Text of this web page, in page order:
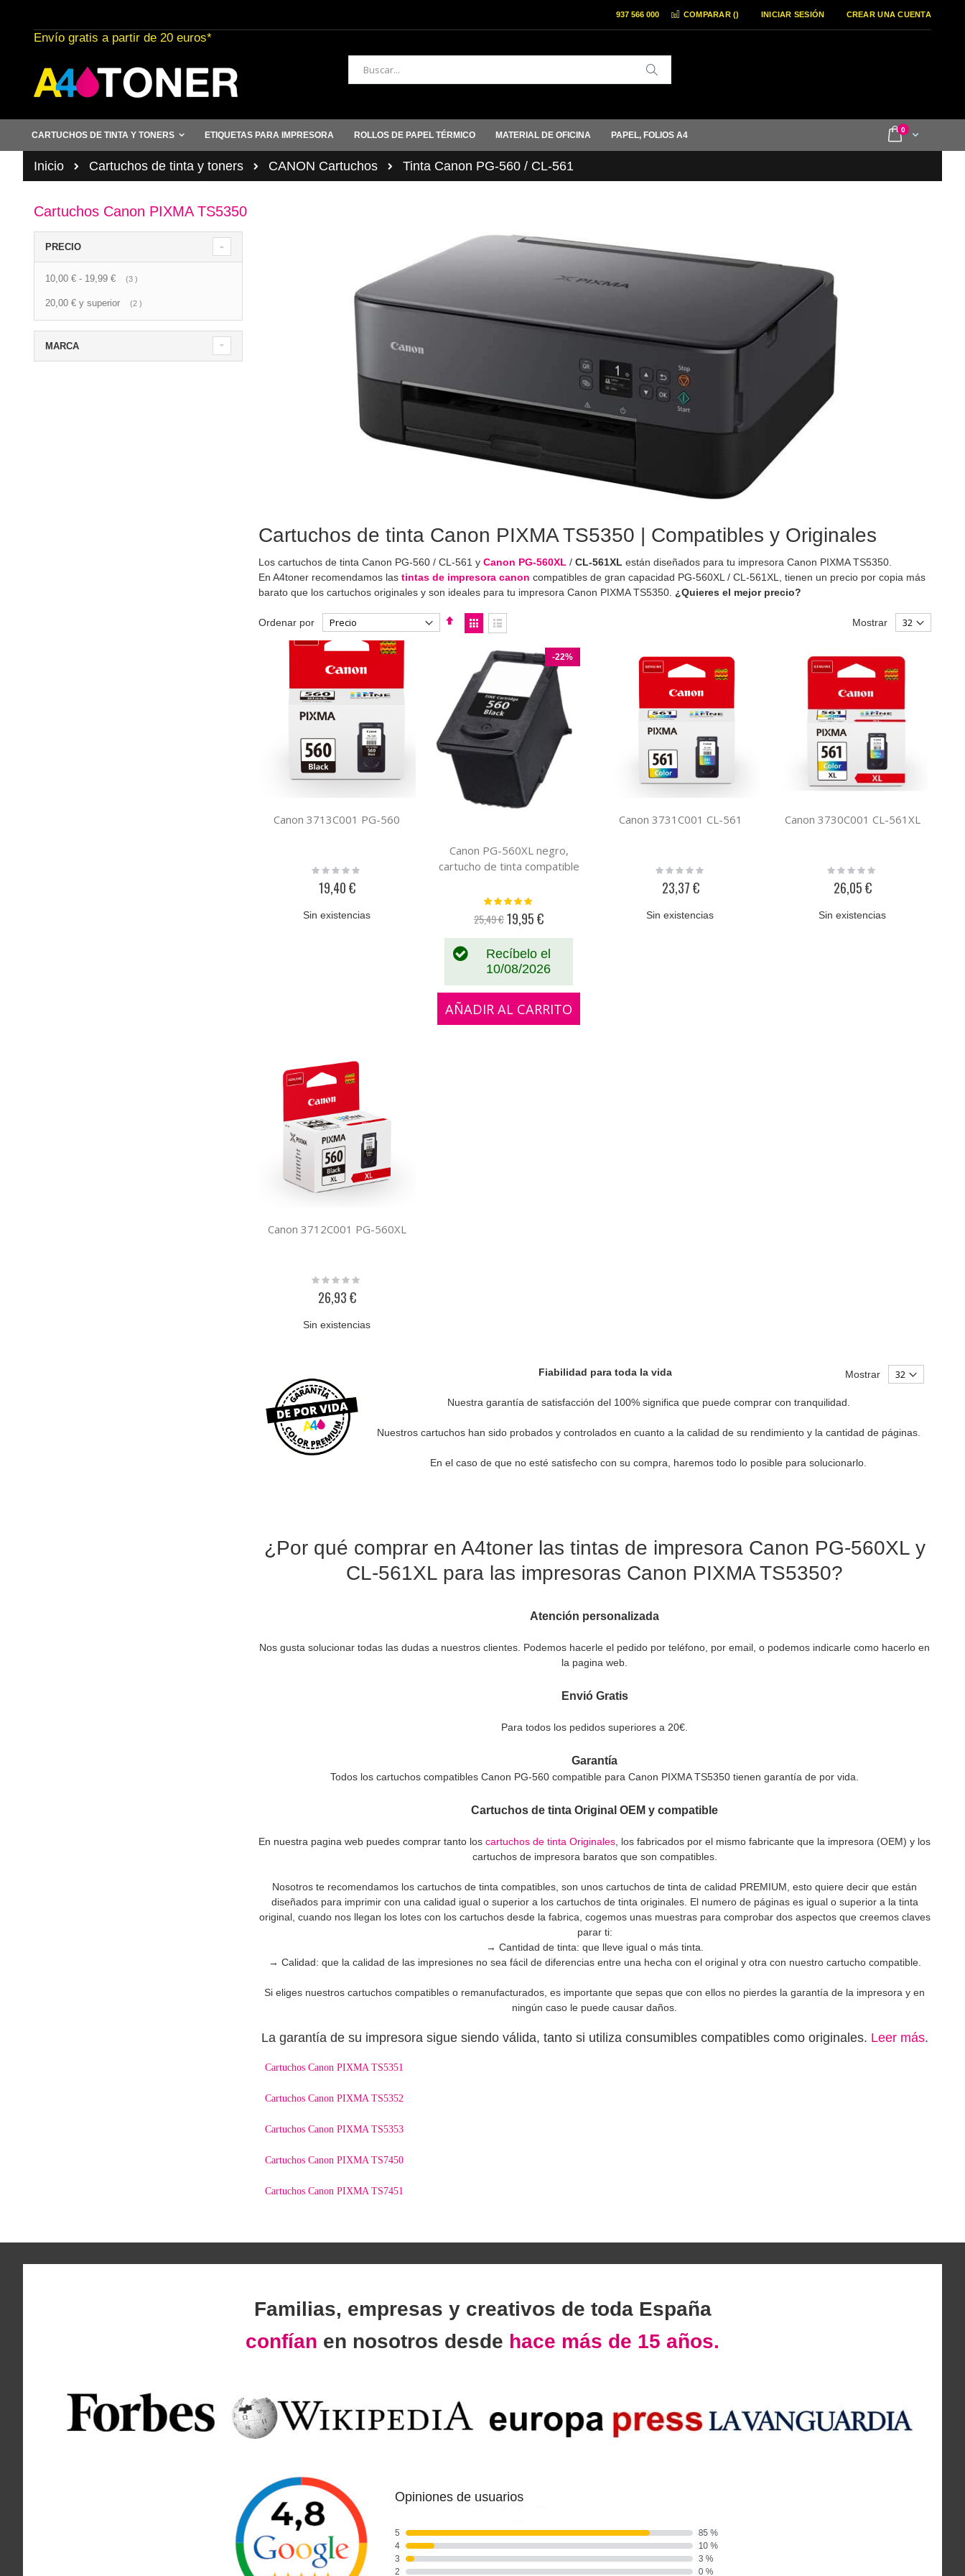
al
contenido
COMPARAR () INICIAR SESIÓN CREAR UNA CUENTA
937 566 000
Envío gratis a partir de 20 euros*
Buscar
Cart
0items
CARTUCHOS DE TINTA Y TONERS ETIQUETAS PARA IMPRESORA ROLLOS DE PAPEL TÉRMICO MATERIAL DE OFICINA PAPEL, FOLIOS A4
Inicio Cartuchos de tinta y toners CANON Cartuchos Tinta Canon PG-560 / CL-561
Cartuchos Canon PIXMA TS5350
Cartuchos de tinta Canon PIXMA TS5350 | Compatibles y Originales
Los cartuchos de tinta Canon PG-560 / CL-561 y Canon PG-560XL /CL-561XL están diseñados para tu impresora Canon PIXMA TS5350.
En A4toner recomendamos las tintas de impresora canon compatibles de gran capacidad PG-560XL / CL-561XL, tienen un precio por copia más
barato que los cartuchos originales y son ideales para tu impresora Canon PIXMA TS5350. ¿Quieres el mejor precio?
Ordenar por
Fijar
Dirección
Descendente
Ver
como
Mostrar
Canon 3713C001 PG-560
Rating:
19,40 €
Sin existencias
-22%
Canon PG-560XL negro,
cartucho de tinta compatible
Valoración:
25,49 € Precio
19,95 €
Recíbelo el
10/08/2026
AÑADIR AL CARRITO
Canon 3731C001 CL-561
Rating:
23,37 €
Sin existencias
Canon 3730C001 CL-561XL
Rating:
26,05 €
Sin existencias
Canon 3712C001 PG-560XL
Rating:
26,93 €
Sin existencias
Mostrar
Fiabilidad para toda la vida
Nuestra garantía de satisfacción del 100% significa que puede comprar con tranquilidad.
Nuestros cartuchos han sido probados y controlados en cuanto a la calidad de su rendimiento y la cantidad de páginas.
En el caso de que no esté satisfecho con su compra, haremos todo lo posible para solucionarlo.
¿Por qué comprar en A4toner las tintas de impresora Canon PG-560XL y
CL-561XL para las impresoras Canon PIXMA TS5350?
Atención personalizada
Nos gusta solucionar todas las dudas a nuestros clientes. Podemos hacerle el pedido por teléfono, por email, o podemos indicarle como hacerlo en
la pagina web.
Envió Gratis
Para todos los pedidos superiores a 20€.
Garantía
Todos los cartuchos compatibles Canon PG-560 compatible para Canon PIXMA TS5350 tienen garantía de por vida.
Cartuchos de tinta Original OEM y compatible
En nuestra pagina web puedes comprar tanto loscartuchos de tinta Originales , los fabricados por el mismo fabricante que la impresora (OEM) y los
cartuchos de impresora baratos que son compatibles.
Nosotros te recomendamos los cartuchos de tinta compatibles, son unos cartuchos de tinta de calidad PREMIUM, esto quiere decir que están
diseñados para imprimir con una calidad igual o superior a los cartuchos de tinta originales. El numero de páginas es igual o superior a la tinta
original, cuando nos llegan los lotes con los cartuchos desde la fabrica, cogemos unas muestras para comprobar dos aspectos que creemos claves
parar ti:
→ Cantidad de tinta: que lleve igual o más tinta.
→ Calidad: que la calidad de las impresiones no sea fácil de diferencias entre una hecha con el original y otra con nuestro cartucho compatible.
Si eliges nuestros cartuchos compatibles o remanufacturados, es importante que sepas que con ellos no pierdes la garantía de la impresora y en
ningún caso le puede causar daños.
La garantía de su impresora sigue siendo válida, tanto si utiliza consumibles compatibles como originales. Leer más.
Cartuchos Canon PIXMA TS5351
Cartuchos Canon PIXMA TS5352
Cartuchos Canon PIXMA TS5353
Cartuchos Canon PIXMA TS7450
Cartuchos Canon PIXMA TS7451
PRECIO
10,00 € - 19,99 € 3 artículo
20,00 € y superior 2 artículo
MARCA
Familias, empresas y creativos de toda España
confían en nosotros desde hace más de 15 años.